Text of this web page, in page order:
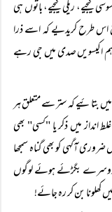
کیجیے، ریکی کیجیے، باتوں ہی
طرح کریدیے کہ اسے ذرا
صدی میں جی رہے
بتائیے کہ ستر سے متعلق ہر
میں ذکر یا "کسی" بھی
آگہی کو بھی گناہ سمجھا
دوسرے بگڑئے ہوئے لوگوں
کھلونا بن کر رہ جائے!